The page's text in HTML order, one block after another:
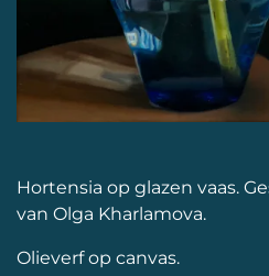
Hortensia op glazen vaas.
van Olga Kharlamova.
Olieverf op canvas.